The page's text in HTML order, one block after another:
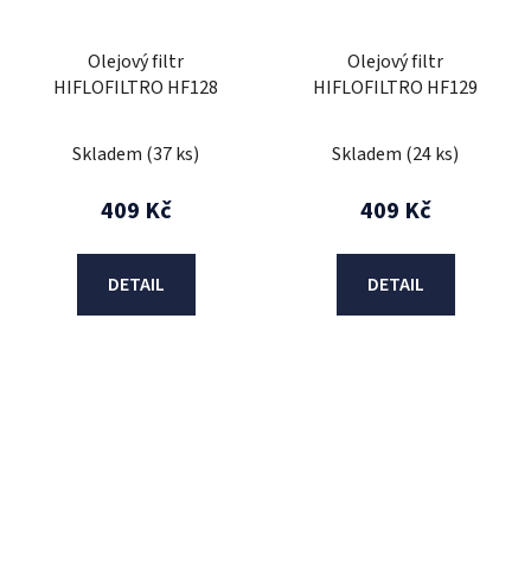
Olejový filtr
HIFLOFILTRO HF128
Skladem (37 ks)
409 Kč
DETAIL
Olejový filtr
HIFLOFILTRO HF129
Skladem (24 ks)
409 Kč
DETAIL